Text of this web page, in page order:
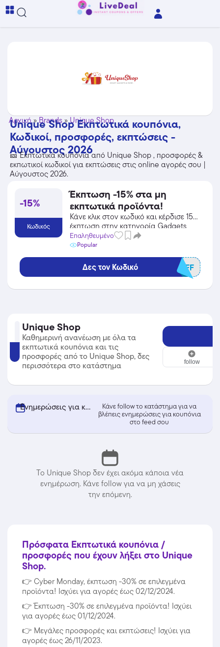
Αρχική»Brands»Unique Shop
Unique Shop Εκπτωτικά κουπόνια,
Κωδικοί, προσφορές, εκπτώσεις -
Αύγουστος 2026
🎫 Εκπτωτικά κουπόνια από Unique Shop , προσφορές &
εκπωτικοί κωδικοί για εκπτώσεις στις online αγορές σου |
Αύγουστος 2026.
-15%
Κωδικός
Έκπτωση -15% στα μη
εκπτωτικά προϊόντα!
Κάνε κλικ στον κωδικό και κέρδισε 15%
έκπτωση στην κατηγορία Gadgets
από το Unique Shop!
Επαληθευμένο
Popular
Δες τον Κωδικό 15OFF
Unique Shop
Unique Shop
Καθημερινή ανανέωση με όλα τα
εκπτωτικά κουπόνια και τις
προσφορές από το Unique Shop, δες
περισσότερα στο κατάστημα
follow
Ενημερώσεις για κουπόνια από Unique Shop
Κάνε follow το κατάστημα για να
βλέπεις ενημερώσεις για κουπόνια
στο feed σου
Το Unique Shop δεν έχει ακόμα κάποια νέα
ενημέρωση. Κάνε follow για να μη χάσεις
την επόμενη.
Πρόσφατα Εκπτωτικά κουπόνια /
προσφορές που έχουν λήξει στο Unique
Shop.
👉 Cyber Monday, έκπτωση -30% σε επιλεγμένα
προϊόντα! Ισχύει για αγορές έως 02/12/2024.
👉Έκπτωση -30% σε επιλεγμένα προϊόντα! Ισχύει
για αγορές έως 01/12/2024.
👉 Μεγάλες προσφορές και εκπτώσεις! Ισχύει για
αγορές έως 26/11/2023.